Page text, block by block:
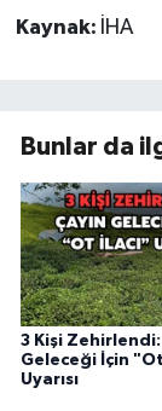
Kaynak: İHA
Bunlar da
3 Kişi Zehirlendi:
Geleceği İçin
Uyarısı